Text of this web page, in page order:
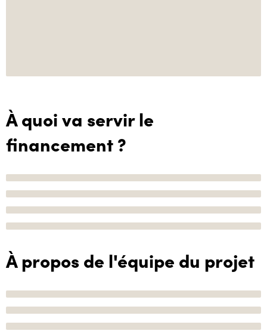
À quoi va servir le
financement ?
À propos de l'équipe du projet